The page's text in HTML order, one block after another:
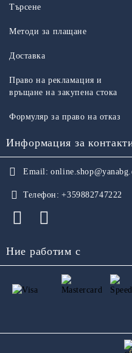
Търсене
Методи за плащане
Доставка
Право на рекламация и
връщане на закупена стока
Формуляр за право на отказ
Информация за
Email:
Телефон: +359882747222
Ние работим с